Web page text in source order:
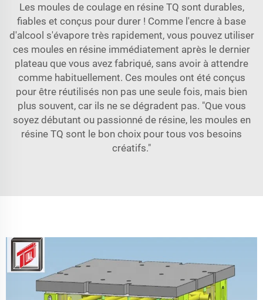
Les moules de coulage en résine TQ sont durables,
fiables et conçus pour durer ! Comme l'encre à base
d'alcool s'évapore très rapidement, vous pouvez utiliser
ces moules en résine immédiatement après le dernier
plateau que vous avez fabriqué, sans avoir à attendre
comme habituellement. Ces moules ont été conçus
pour être réutilisés non pas une seule fois, mais bien
plus souvent, car ils ne se dégradent pas. "Que vous
soyez débutant ou passionné de résine, les moules en
résine TQ sont le bon choix pour tous vos besoins
créatifs."